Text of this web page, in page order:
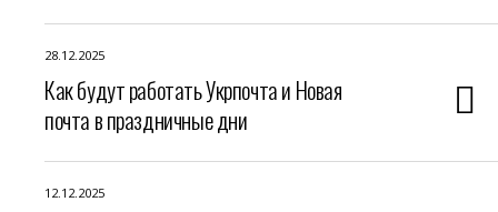
28.12.2025
Как будут работать Укрпочта и Новая
почта в праздничные дни
12.12.2025